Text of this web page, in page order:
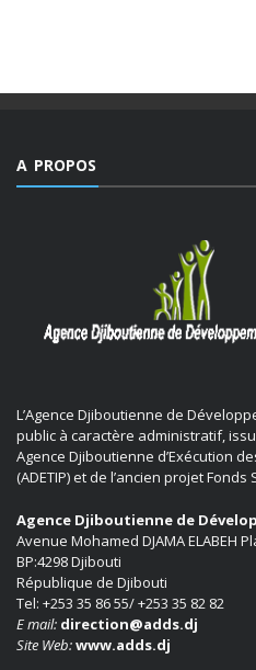
A PROPOS
L’Agence Djiboutienne de
public à caractère administratif,
Agence Djiboutienne d’Exécution
(ADETIP) et de l’ancien projet
Agence Djiboutienne de
Avenue Mohamed DJAMA ELABEH
BP:4298 Djibouti
République de Djibouti
Tel: +253 35 86 55/ +253 35 82 82
E mail: direction@adds.dj
Site Web:www.adds.dj